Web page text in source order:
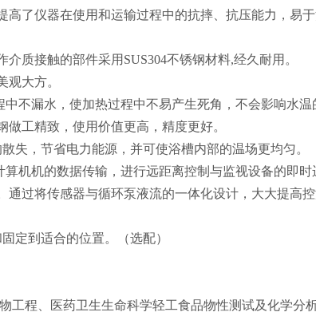
了仪器在使用和运输过程中的抗摔、抗压能力，易
质接触的部件采用SUS304不锈钢材料,经久耐用。
观大方。
不漏水，使加热过程中不易产生死角，不会影响水温
工精致，使用价值更高，精度更好。
失，节省电力能源，并可使浴槽内部的温场更均匀。
机机的数据传输，进行远距离控制与监视设备的即时
过将传感器与循环泵液流的一体化设计，大大提高
定到适合的位置。（选配）
工程、医药卫生生命科学轻工食品物性测试及化学分